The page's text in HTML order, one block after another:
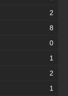
2
8
0
1
2
1